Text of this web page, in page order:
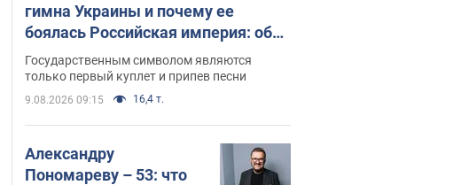
гимна Украины и почему ее
боялась Российская империя: об
этом не рассказывают в школе
Государственным символом являются
только первый куплет и припев песни
9.08.2026 09:15 16,4 т.
Александру
Пономареву – 53: что